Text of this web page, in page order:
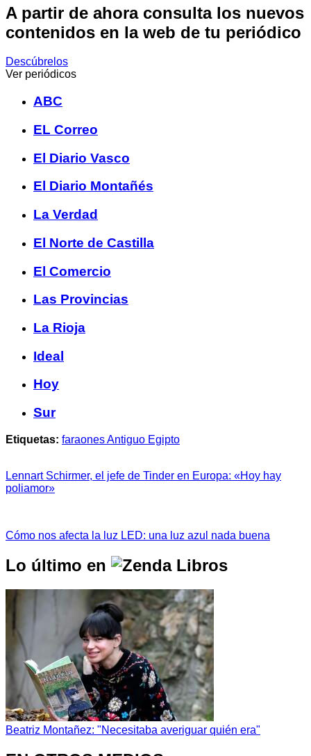
A partir de ahora consulta los nuevos
contenidos en la web de tu periódico
Descúbrelos
Ver periódicos
ABC
EL Correo
El Diario Vasco
El Diario Montañés
La Verdad
El Norte de Castilla
El Comercio
Las Provincias
La Rioja
Ideal
Hoy
Sur
Etiquetas: faraones Antiguo Egipto
Lennart Schirmer, el jefe de Tinder en Europa: «Hoy hay
poliamor»
Cómo nos afecta la luz LED: una luz azul nada buena
Lo último en
Beatriz Montañez: "Necesitaba averiguar quién era"